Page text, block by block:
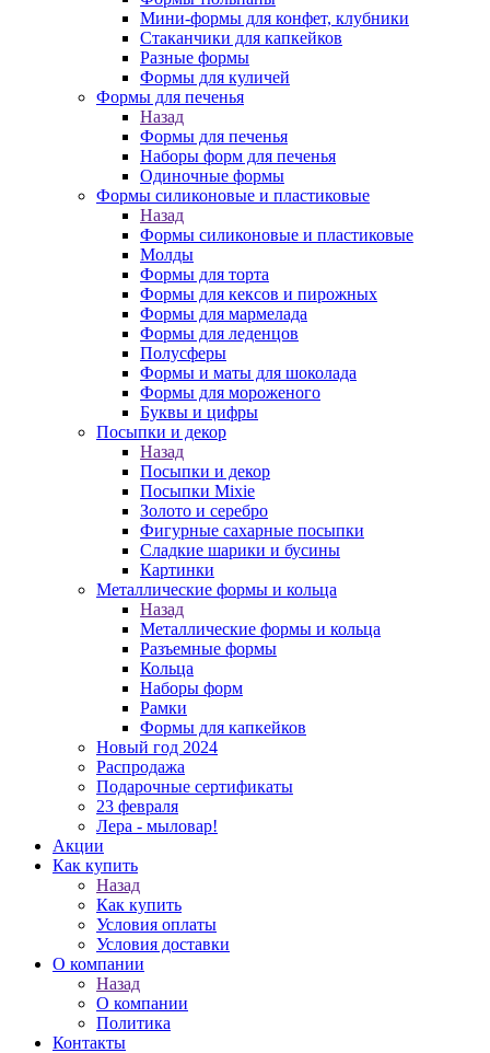
Мини-формы для конфет, клубники
Стаканчики для капкейков
Разные формы
Формы для куличей
Формы для печенья
Назад
Формы для печенья
Наборы форм для печенья
Одиночные формы
Формы силиконовые и пластиковые
Назад
Формы силиконовые и пластиковые
Молды
Формы для торта
Формы для кексов и пирожных
Формы для мармелада
Формы для леденцов
Полусферы
Формы и маты для шоколада
Формы для мороженого
Буквы и цифры
Посыпки и декор
Назад
Посыпки и декор
Посыпки Mixie
Золото и серебро
Фигурные сахарные посыпки
Сладкие шарики и бусины
Картинки
Металлические формы и кольца
Назад
Металлические формы и кольца
Разъемные формы
Кольца
Наборы форм
Рамки
Формы для капкейков
Новый год 2024
Распродажа
Подарочные сертификаты
23 февраля
Лера - мыловар!
Акции
Как купить
Назад
Как купить
Условия оплаты
Условия доставки
О компании
Назад
О компании
Политика
Контакты